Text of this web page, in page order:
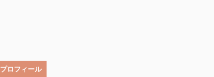
プロフィール